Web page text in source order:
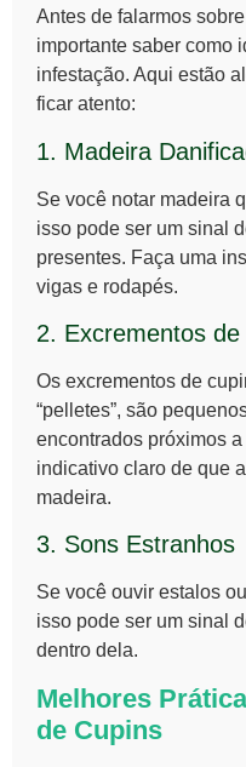
Antes de falarmos
importante saber como
infestação. Aqui estão
ficar atento:
1. Madeira
Se você notar madeira
isso pode ser um sinal
presentes. Faça uma
vigas e rodapés.
2. Excrementos de
Os excrementos de
“pelletes”, são
encontrados próximos
indicativo claro de que
madeira.
3. Sons Estranhos
Se você ouvir estalos
isso pode ser um sinal
dentro dela.
Melhores
de Cupins